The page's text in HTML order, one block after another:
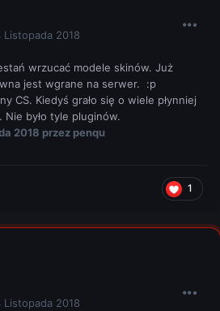
Listopada 2018
wrzucać modele skinów. Już
jest wgrane na serwer. :p
CS. Kiedyś grało się o wiele płynniej
było tyle pluginów.
2018 przez penqu
1
Listopada 2018